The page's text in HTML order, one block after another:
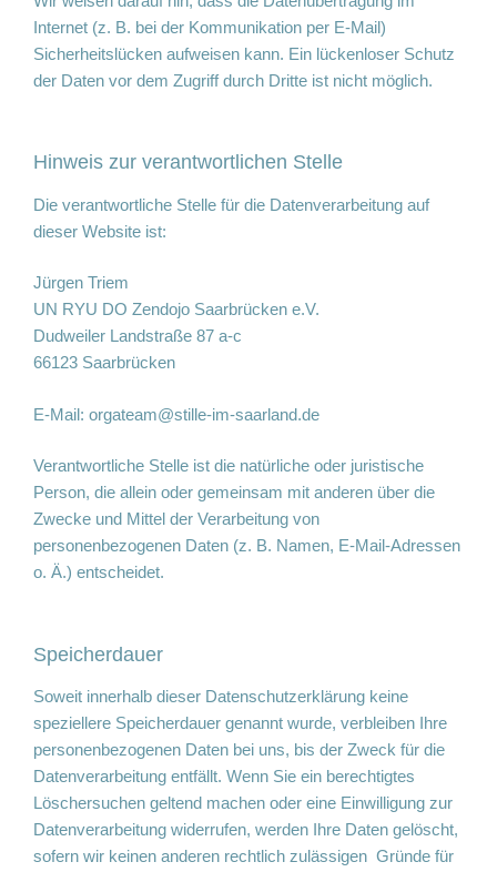
Internet (z. B. bei der Kommunikation per E-Mail)
Sicherheitslücken aufweisen kann. Ein lückenloser Schutz
der Daten vor dem Zugriff durch Dritte ist nicht möglich.
Hinweis zur verantwortlichen Stelle
Die verantwortliche Stelle für die Datenverarbeitung auf
dieser Website ist:
Jürgen Triem
UN RYU DO Zendojo Saarbrücken e.V.
Dudweiler Landstraße 87 a-c
66123 Saarbrücken
E-Mail: orgateam@stille-im-saarland.de
Verantwortliche Stelle ist die natürliche oder juristische
Person, die allein oder gemeinsam mit anderen über die
Zwecke und Mittel der Verarbeitung von
personenbezogenen Daten (z. B. Namen, E-Mail-Adressen
o. Ä.) entscheidet.
Speicherdauer
Soweit innerhalb dieser Datenschutzerklärung keine
speziellere Speicherdauer genannt wurde, verbleiben Ihre
personenbezogenen Daten bei uns, bis der Zweck für die
Datenverarbeitung entfällt. Wenn Sie ein berechtigtes
Löschersuchen geltend machen oder eine Einwilligung zur
Datenverarbeitung widerrufen, werden Ihre Daten gelöscht,
sofern wir keinen anderen rechtlich zulässigen Gründe für